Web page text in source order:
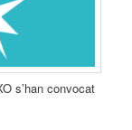
s’han convocat